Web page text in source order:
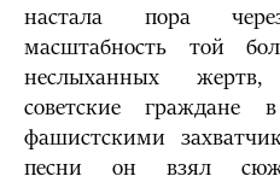
настала пора
масштабность той
неслыханных
советские граждане
фашистскими
песни он взял